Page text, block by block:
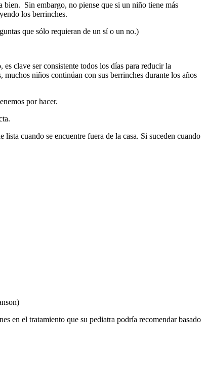
bien. Sin embargo, no piense que si un niño tiene más
los berrinches.
que sólo requieran de un sí o un no.)
clave ser consistente todos los días para reducir la
niños continúan con sus berrinches durante los años
por hacer.
cuando se encuentre fuera de la casa. Si suceden cuando
en el tratamiento que su pediatra podría recomendar basado